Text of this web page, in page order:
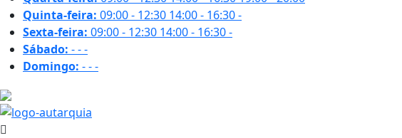
Quinta-feira: 09:00 - 12:30 14:00 - 16:30-
Sexta-feira: 09:00 - 12:30 14:00 - 16:30-
Sábado: ---
Domingo: ---